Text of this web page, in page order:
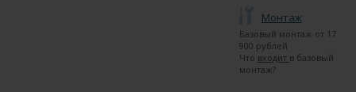
Монтаж
Базовый монтаж от 17
900 рублей
Что входит в базовый
монтаж?